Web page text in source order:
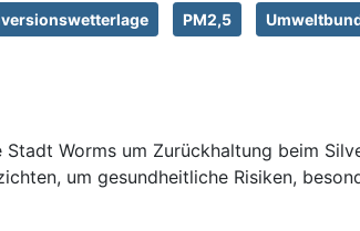
PM2,5
Worms um Zurückhaltung beim
um gesundheitliche Risiken,